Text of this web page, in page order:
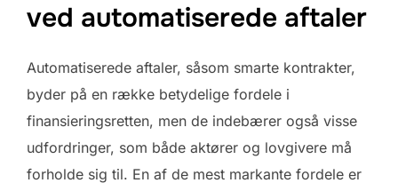
ved automatiserede aftaler
Automatiserede aftaler, såsom smarte kontrakter,
byder på en række betydelige fordele i
finansieringsretten, men de indebærer også visse
udfordringer, som både aktører og lovgivere må
forholde sig til. En af de mest markante fordele er